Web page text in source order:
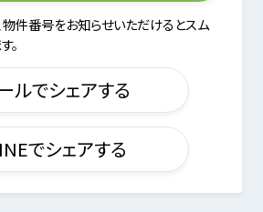
件番号をお知らせいただけるとスム
。
ルでシェアする
でシェアする